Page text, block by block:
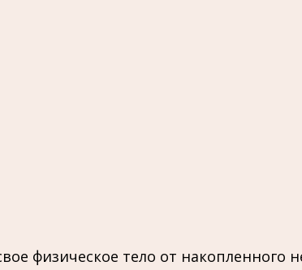
физическое тело от накопленного